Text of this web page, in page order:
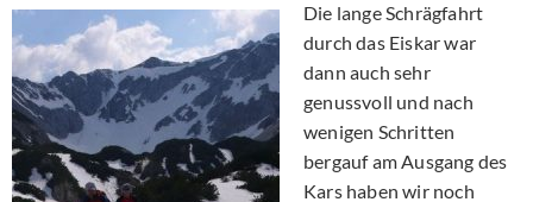
Die lange Schrägfahrt
durch das Eiskar war
dann auch sehr
genussvoll und nach
wenigen Schritten
bergauf am Ausgang des
Kars haben wir noch